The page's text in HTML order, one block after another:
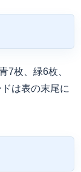
7枚、緑6枚、
は表の末尾に